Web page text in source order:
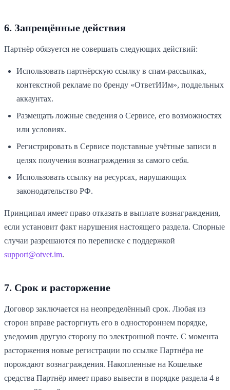
6. Запрещённые действия
Партнёр обязуется не совершать следующих действий:
Использовать партнёрскую ссылку в спам-рассылках,
контекстной рекламе по бренду «ОтветИИм», поддельных
аккаунтах.
Размещать ложные сведения о Сервисе, его возможностях
или условиях.
Регистрировать в Сервисе подставные учётные записи в
целях получения вознаграждения за самого себя.
Использовать ссылку на ресурсах, нарушающих
законодательство РФ.
Принципал имеет право отказать в выплате вознаграждения,
если установит факт нарушения настоящего раздела. Спорные
случаи разрешаются по переписке с поддержкой
support@otvet.im.
7. Срок и расторжение
Договор заключается на неопределённый срок. Любая из
сторон вправе расторгнуть его в одностороннем порядке,
уведомив другую сторону по электронной почте. С момента
расторжения новые регистрации по ссылке Партнёра не
порождают вознаграждения. Накопленные на Кошельке
средства Партнёр имеет право вывести в порядке раздела 4 в